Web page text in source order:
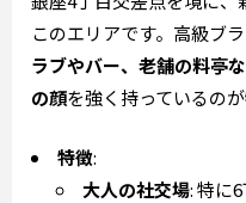
このエリアです。高級ブ
ラブやバー、老舗の料亭
の顔を強く持っているのが
特徴:
大人の社交場: 特に